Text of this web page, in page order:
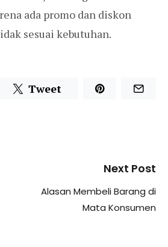
ada promo dan diskon
sesuai kebutuhan.
Tweet
Next Post
Alasan Membeli Barang di
Mata Konsumen